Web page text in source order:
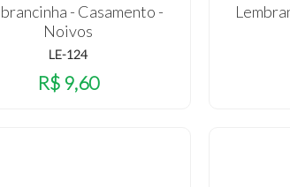
- Casamento -
Noivos
LE-124
R$ 9,60